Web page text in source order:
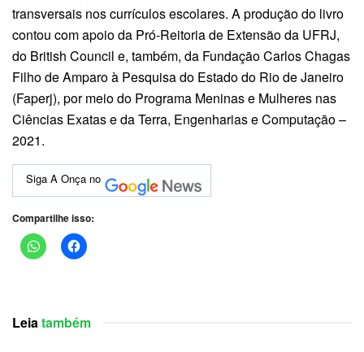
transversais nos currículos escolares. A produção do livro
contou com apoio da Pró-Reitoria de Extensão da UFRJ,
do British Council e, também, da Fundaçāo Carlos Chagas
Filho de Amparo à Pesquisa do Estado do Rio de Janeiro
(Faperj), por meio do Programa Meninas e Mulheres nas
Ciências Exatas e da Terra, Engenharias e Computaçāo –
2021.
Siga A Onça no
Compartilhe isso:
Leia também